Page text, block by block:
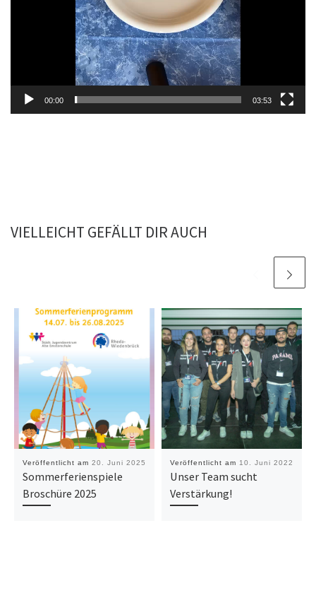
00:00 03:53
VIELLEICHT GEFÄLLT DIR AUCH
Veröffentlicht am 20. Juni 2025
Sommerferienspiele
Broschüre 2025
Veröffentlicht am 10. Juni 2022
Unser Team sucht
Verstärkung!